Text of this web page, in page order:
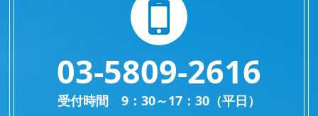
03-5809-2616
受付時間 9：30～17：30（平日）